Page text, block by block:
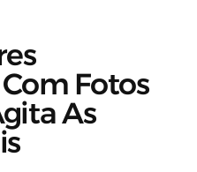
Fotos
As